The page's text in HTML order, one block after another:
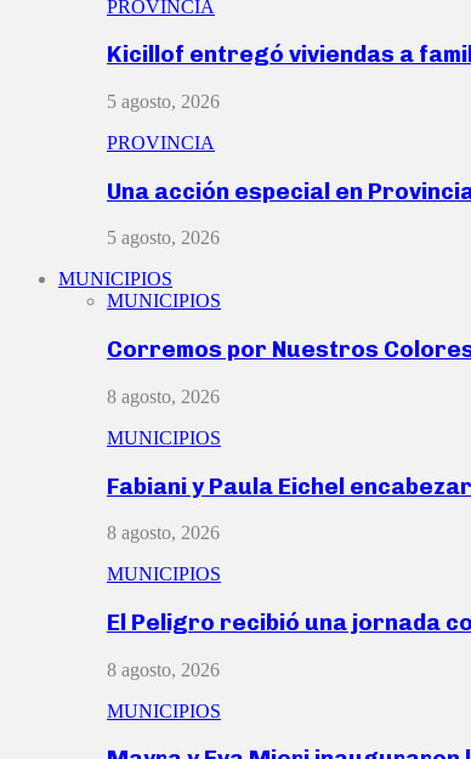
PROVINCIA
Kicillof entregó viviendas a
5 agosto, 2026
PROVINCIA
Una acción especial en
5 agosto, 2026
MUNICIPIOS
MUNICIPIOS
Corremos por Nuestros
8 agosto, 2026
MUNICIPIOS
Fabiani y Paula Eichel
8 agosto, 2026
MUNICIPIOS
El Peligro recibió una jornada
8 agosto, 2026
MUNICIPIOS